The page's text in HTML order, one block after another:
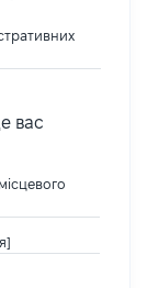
вас